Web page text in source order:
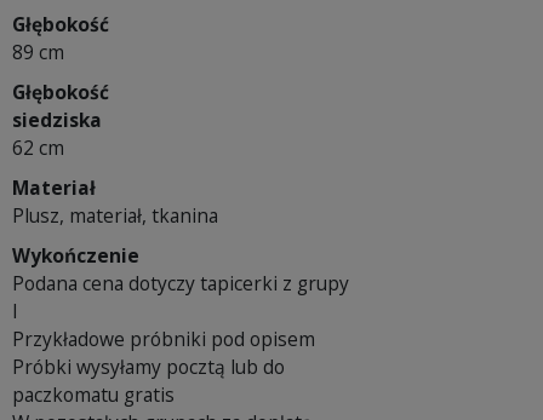
Głębokość
89 cm
Głębokość
siedziska
62 cm
Materiał
Plusz, materiał, tkanina
Wykończenie
Podana cena dotyczy tapicerki z grupy
I
Przykładowe próbniki pod opisem
Próbki wysyłamy pocztą lub do
paczkomatu gratis